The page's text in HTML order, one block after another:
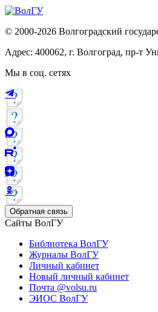
© 2000-2026 Волгоградский
Адрес: 400062, г. Волгоград, пр-т
Мы в соц. сетях
Обратная связь
Сайты ВолГУ
Библиотека ВолГУ
Журналы ВолГУ
Личный кабинет
Новый личный кабинет
Почта @volsu.ru
ЭИОС ВолГУ